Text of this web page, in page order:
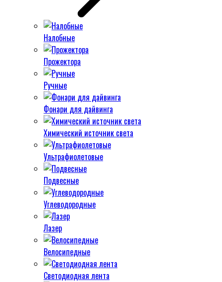
Налобные
Прожектора
Ручные
Фонари для дайвинга
Химический источник света
Ультрафиолетовые
Подвесные
Углеводородные
Лазер
Велосипедные
Светодиодная лента